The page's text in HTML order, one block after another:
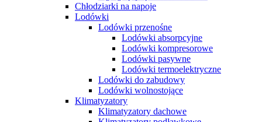
Chłodziarki na napoje
Lodówki
Lodówki przenośne
Lodówki absorpcyjne
Lodówki kompresorowe
Lodówki pasywne
Lodówki termoelektryczne
Lodówki do zabudowy
Lodówki wolnostojące
Klimatyzatory
Klimatyzatory dachowe